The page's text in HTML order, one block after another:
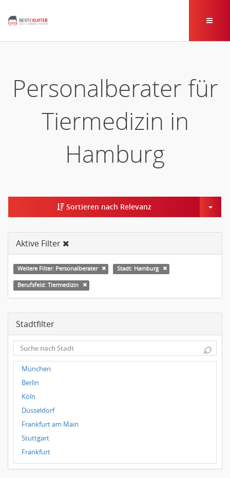
Personalberater für
Tiermedizin in
Hamburg
Sortieren nach Relevanz
Aktive Filter
Weitere Filter: Personalberater Stadt: Hamburg
Berufsfeld: Tiermedizin
Stadtfilter
⌕
München
Berlin
Köln
Düsseldorf
Frankfurt am Main
Stuttgart
Frankfurt
Dresden